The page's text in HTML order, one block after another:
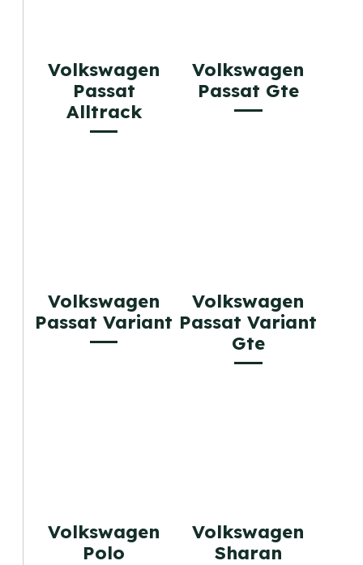
Volkswagen
Passat
Alltrack
Volkswagen
Passat Gte
Volkswagen
Passat Variant
Volkswagen
Passat Variant
Gte
Volkswagen
Polo
Volkswagen
Sharan